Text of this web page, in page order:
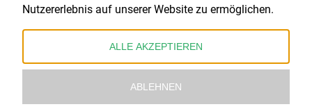
Gefördert durch:
Nutzererlebnis auf unserer Website zu ermöglichen.
ALLE AKZEPTIEREN
ABLEHNEN